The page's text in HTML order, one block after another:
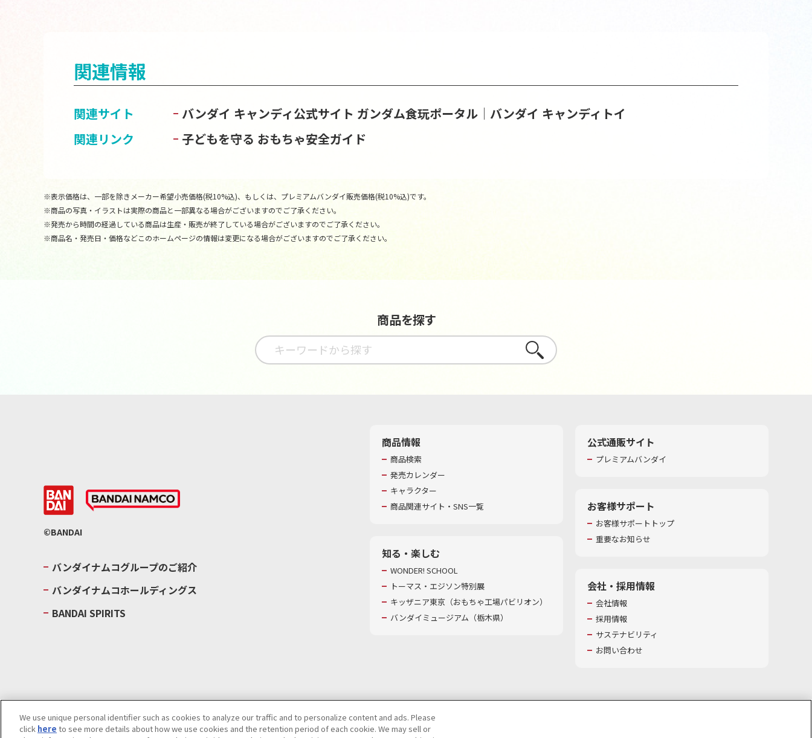
関連情報
関連サイト バンダイ キャンディ公式サイト ガンダム食玩ポータル│バンダイ キャンディトイ
関連リンク
子どもを守る おもちゃ安全ガイド
※表示価格は、一部を除きメーカー希望小売価格(税10%込)、もしくは、プレミアムバンダイ販売価格(税10%込)です。
※商品の写真・イラストは実際の商品と一部異なる場合がございますのでご了承ください。
※発売から時間の経過している商品は生産・販売が終了している場合がございますのでご了承ください。
※商品名・発売日・価格などこのホームページの情報は変更になる場合がございますのでご了承ください。
商品を探す
さがす
©BANDAI
バンダイナムコグループのご紹介
バンダイナムコホールディングス
BANDAI SPIRITS
商品情報
商品検索
発売カレンダー
キャラクター
商品関連サイト・SNS一覧
知る・楽しむ
WONDER! SCHOOL
トーマス・エジソン特別展
キッザニア東京（おもちゃ工場パビリオン）​
バンダイミュージアム（栃木県）
公式通販サイト
プレミアムバンダイ
お客様サポート
お客様サポートトップ
重要なお知らせ
会社・採用情報
会社情報
採用情報
サステナビリティ
お問い合わせ
ウェブサイトご利用条件ソーシャルメディアポリシー個人情報及び特定個人情報等の取り扱いに関する保護方針
We use unique personal identifier such as cookies to analyze our traffic and to personalize content and ads. Please
click here to see more details about how we use cookies and the retention period of each cookie. We may sell or